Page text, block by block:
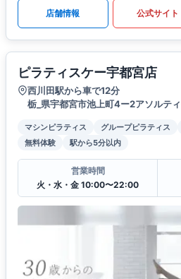
店舗情報 公式サイト
ピラティスケー宇都宮店
西川田駅から車で12分
栃_県宇都宮市池上町4ー2アソルテ
マシンピラティス グループピラティス
無料体験
駅から5分以内
営業時間
火・水・金 10:00〜22:00